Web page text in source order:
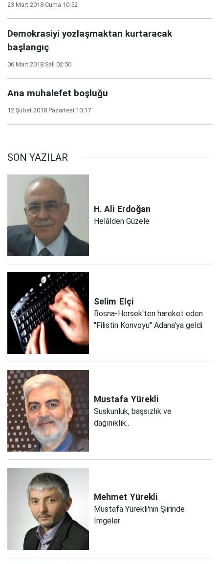
23 Mart 2018 Cuma 10:52
Demokrasiyi yozlaşmaktan kurtaracak
başlangıç
06 Mart 2018 Salı 02:50
Ana muhalefet boşluğu
12 Şubat 2018 Pazartesi 10:17
SON YAZILAR
H. Ali Erdoğan
Helâlden Güzele
Selim Elçi
Bosna-Hersek'ten hareket eden
"Filistin Konvoyu" Adana'ya geldi.
Mustafa Yürekli
Suskunluk, başsızlık ve
dağınıklık..
Mehmet Yürekli
Mustafa Yürekli'nin Şiirinde
İmgeler